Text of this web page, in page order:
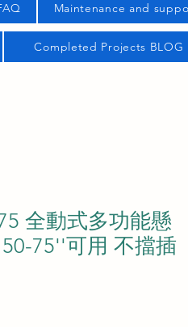
Maintenance and
Completed Projects BLOG
全動式多功能懸
75''可用 不擋插